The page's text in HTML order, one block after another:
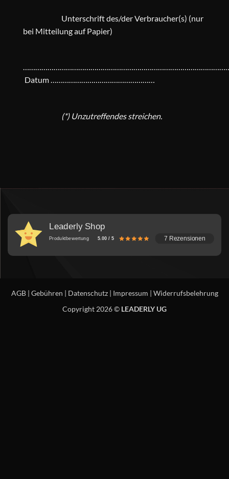
Unterschrift des/der Verbraucher(s) (nur
bei Mitteilung auf Papier)
Datum ……………………………………………
(*) Unzutreffendes streichen.
Leaderly Shop
Produktbewertung 5.00 / 5 7 Rezensionen
AGB| Gebühren | Datenschutz| Impressum | Widerrufsbelehrung
Copyright 2026 © LEADERLY UG